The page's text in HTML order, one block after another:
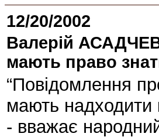
12/20/2002
Валерій
мають право
“Повідомлення
мають надходити
- вважає